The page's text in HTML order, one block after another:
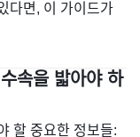
다면, 이 가이드가
속을 밟아야 하
할 중요한 정보들: